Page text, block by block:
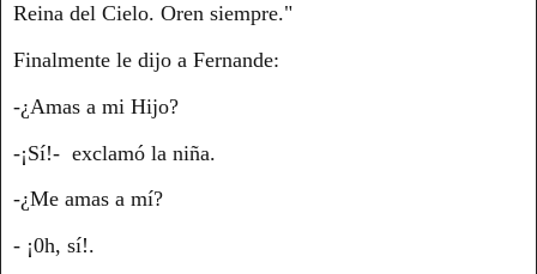
Reina del Cielo. Oren siempre."
Finalmente le dijo a Fernande:
-¿Amas a mi Hijo?
-¡Sí!- exclamó la niña.
-¿Me amas a mí?
- ¡0h, sí!.